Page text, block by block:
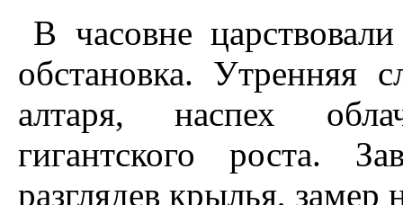
В часовне
обстановка. Утренняя
алтаря, наспех
гигантского роста.
разглядев крылья, замер